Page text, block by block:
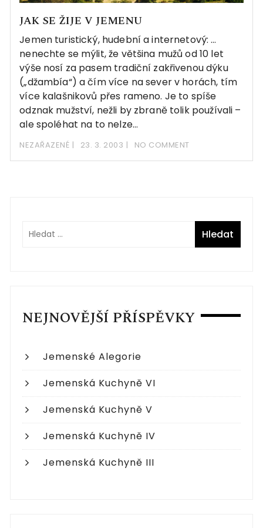
JAK SE ŽIJE V JEMENU
Jemen turistický, hudební a internetový: …
nenechte se mýlit, že většina mužů od 10 let
výše nosí za pasem tradiční zakřivenou dýku
(„džambía“) a čím více na sever v horách, tím
více kalašnikovů přes rameno. Je to spíše
odznak mužství, nežli by zbraně tolik používali –
ale spoléhat na to nelze…
NEZAŘAZENÉ 23. 3. 2003 NO COMMENT
NEJNOVĚJŠÍ PŘÍSPĚVKY
Jemenské Alegorie
Jemenská Kuchyně VI
Jemenská Kuchyně V
Jemenská Kuchyně IV
Jemenská Kuchyně III